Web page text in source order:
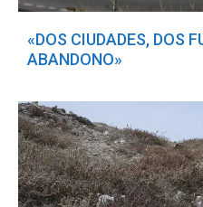
«DOS CIUDADES, DOS
ABANDONO»